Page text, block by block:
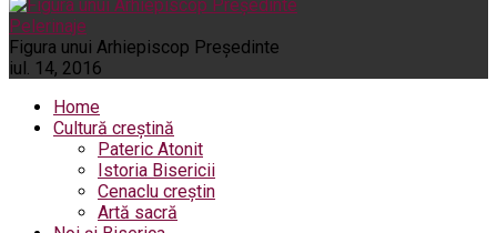
Pelerinaje
Figura unui Arhiepiscop Preşedinte
iul. 14, 2016
Home
Cultură creștină
Pateric Atonit
Istoria Bisericii
Cenaclu creștin
Artă sacră